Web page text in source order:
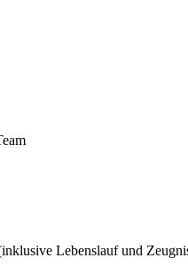
Lebenslauf und